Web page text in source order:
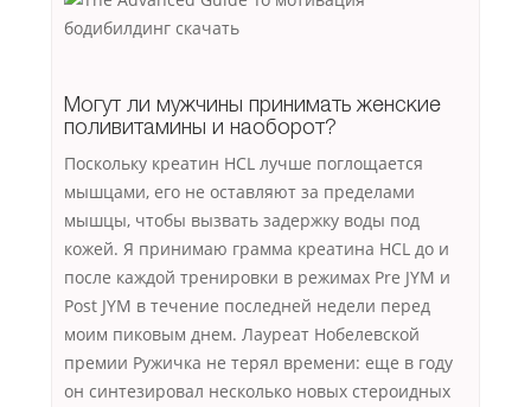
Могут ли мужчины принимать женские
поливитамины и наоборот?
Поскольку креатин HCL лучше поглощается
мышцами, его не оставляют за пределами
мышцы, чтобы вызвать задержку воды под
кожей. Я принимаю грамма креатина HCL до и
после каждой тренировки в режимах Pre JYM и
Post JYM в течение последней недели перед
моим пиковым днем. Лауреат Нобелевской
премии Ружичка не терял времени: еще в году
он синтезировал несколько новых стероидных